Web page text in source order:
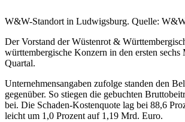
W&W-Standort in Ludwigsburg. Quelle:
Der Vorstand der Wüstenrot &
württembergische Konzern in den ersten
Quartal.
Unternehmensangaben zufolge standen den
gegenüber. So stiegen die gebuchten
bei. Die Schaden-Kostenquote lag bei 88,6
leicht um 1,0 Prozent auf 1,19 Mrd. Euro.